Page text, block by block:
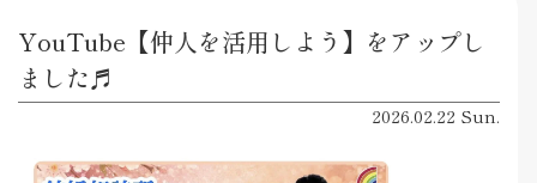
YouTube【仲人を活用しよう】をアップし
ました♬
2026.02.22 Sun.